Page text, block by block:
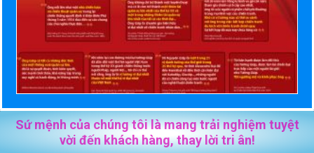
Sứ mệnh của chúng tôi là mang trải nghiệm tuyệt
vời đến khách hàng, thay lời tri ân!